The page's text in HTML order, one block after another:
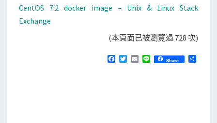
CentOS 7.2 docker image – Unix & Linux Stack
Exchange
(本頁面已被瀏覽過 728 次)
E
Share